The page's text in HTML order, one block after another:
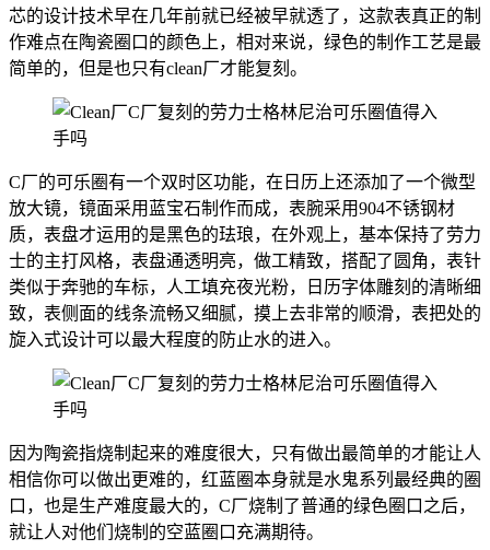
芯的设计技术早在几年前就已经被早就透了，这款表真正的制
作难点在陶瓷圈口的颜色上，相对来说，绿色的制作工艺是最
简单的，但是也只有clean厂才能复刻。
C厂的可乐圈有一个双时区功能，在日历上还添加了一个微型
放大镜，镜面采用蓝宝石制作而成，表腕采用904不锈钢材
质，表盘才运用的是黑色的珐琅，在外观上，基本保持了劳力
士的主打风格，表盘通透明亮，做工精致，搭配了圆角，表针
类似于奔驰的车标，人工填充夜光粉，日历字体雕刻的清晰细
致，表侧面的线条流畅又细腻，摸上去非常的顺滑，表把处的
旋入式设计可以最大程度的防止水的进入。
因为陶瓷指烧制起来的难度很大，只有做出最简单的才能让人
相信你可以做出更难的，红蓝圈本身就是水鬼系列最经典的圈
口，也是生产难度最大的，C厂烧制了普通的绿色圈口之后，
就让人对他们烧制的空蓝圈口充满期待。